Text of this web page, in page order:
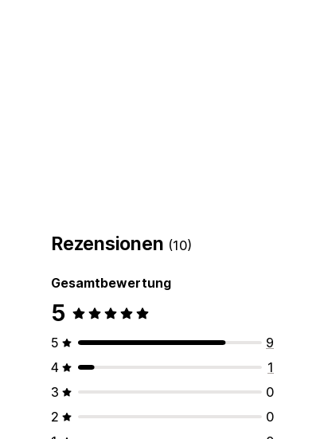
Rezensionen (10)
Gesamtbewertung
5
5
9
4
1
3
0
2
0